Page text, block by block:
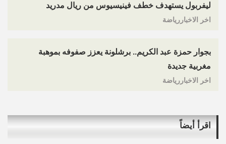
ليفربول يستهدف خطف فينيسيوس من ريال مدريد
اخر الاخباررياضة
بجوار حمزة عبد الكريم.. برشلونة يعزز صفوفه بموهبة
مغربية جديدة
اخر الاخباررياضة
اقرأ أيضاً